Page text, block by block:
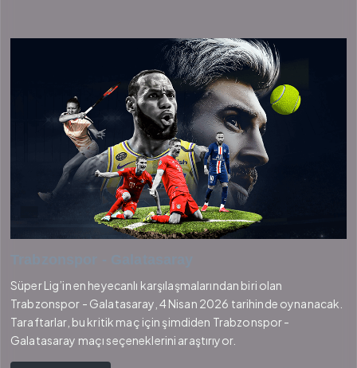
Süper Lig’in en heyecanlı karşılaşmalarından biri olan
Trabzonspor - Galatasaray, 4 Nisan 2026 tarihinde oynanacak.
Taraftarlar, bu kritik maç için şimdiden Trabzonspor -
Galatasaray maçı seçeneklerini araştırıyor.